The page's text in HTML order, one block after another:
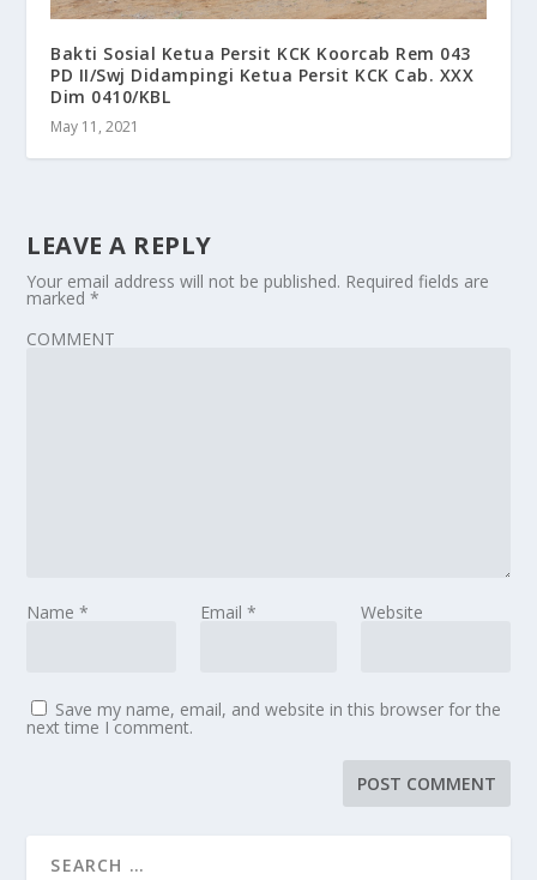
Bakti Sosial Ketua Persit KCK Koorcab Rem 043
PD II/Swj Didampingi Ketua Persit KCK Cab. XXX
Dim 0410/KBL
May 11, 2021
LEAVE A REPLY
Your email address will not be published. Required fields are
marked*
COMMENT
Name* Email * Website
Save my name, email, and website in this browser for the
next time I comment.